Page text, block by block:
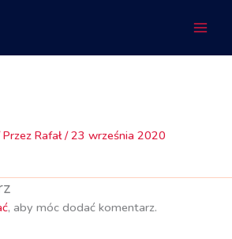
Przez Rafał/23 września 2020
, aby móc dodać komentarz.